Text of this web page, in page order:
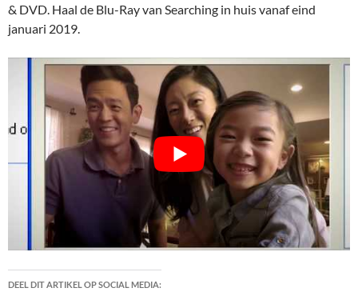
& DVD. Haal de Blu-Ray van Searching in huis vanaf eind
januari 2019.
DEEL DIT ARTIKEL OP SOCIAL MEDIA: